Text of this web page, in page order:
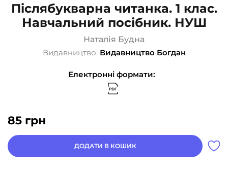
Післябукварна читанка. 1 клас.
Навчальний посібник. НУШ
Наталія Будна
Видавництво: Видавництво Богдан
Електронні формати:
85 грн
ДОДАТИ В КОШИК